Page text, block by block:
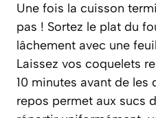
Une fois la cuisson
pas ! Sortez le plat du
lâchement avec une
Laissez vos coquelets
10 minutes avant de
repos permet aux sucs